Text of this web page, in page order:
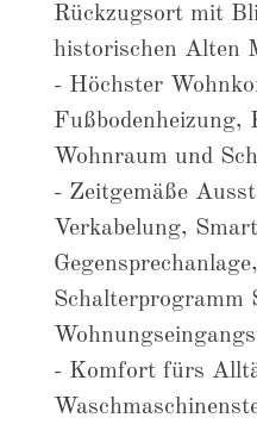
Rückzugsort mit
historischen Alten
- Höchster
Fußbodenheizung,
Wohnraum und
- Zeitgemäße
Verkabelung,
Schalterprogramm
- Komfort fürs